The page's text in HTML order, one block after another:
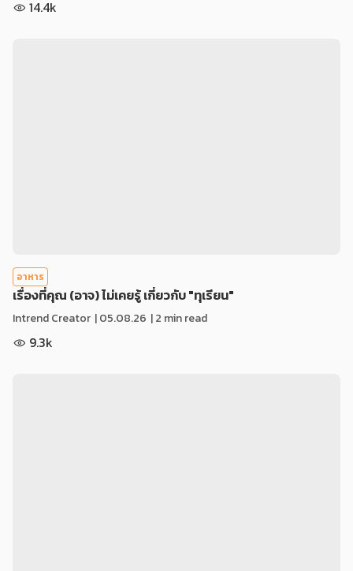
14.4k
อาหาร
เรื่องที่คุณ (อาจ) ไม่เคยรู้ เกี่ยวกับ "ทุเรียน"
Intrend Creator |05.08.26 | 2 min read
9.3k